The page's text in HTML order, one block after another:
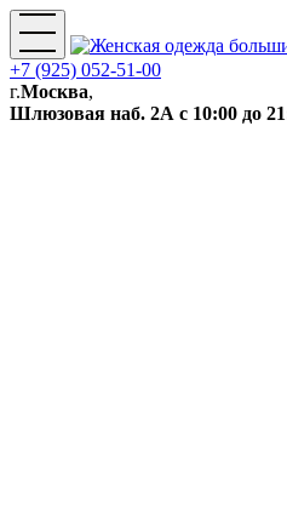
+7 (925) 052-51-00
г.Москва,
Шлюзовая наб. 2А с 10:00 до